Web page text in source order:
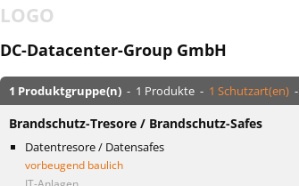
LOGO
DC-Datacenter-Group GmbH
1 Produktgruppe(n)- 1 Produkte - 1 Schutzart(en)-
Brandschutz-Tresore / Brandschutz-Safes
Datentresore / Datensafes
vorbeugend baulich